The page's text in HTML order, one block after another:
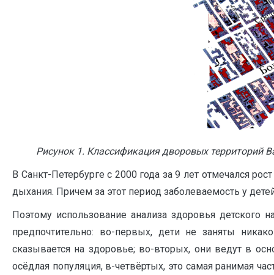
Рисунок 1. Классификация дворовых территорий
В Санкт-Петербурге с 2000 года за 9 лет отмечался
дыхания. Причем за этот период заболеваемость у
Поэтому использование анализа здоровья
предпочтительно: во-первых, дети не заняты
сказывается на здоровье; во-вторых, они ведут в
осёдлая популяция, в-четвёртых, это самая ранимая